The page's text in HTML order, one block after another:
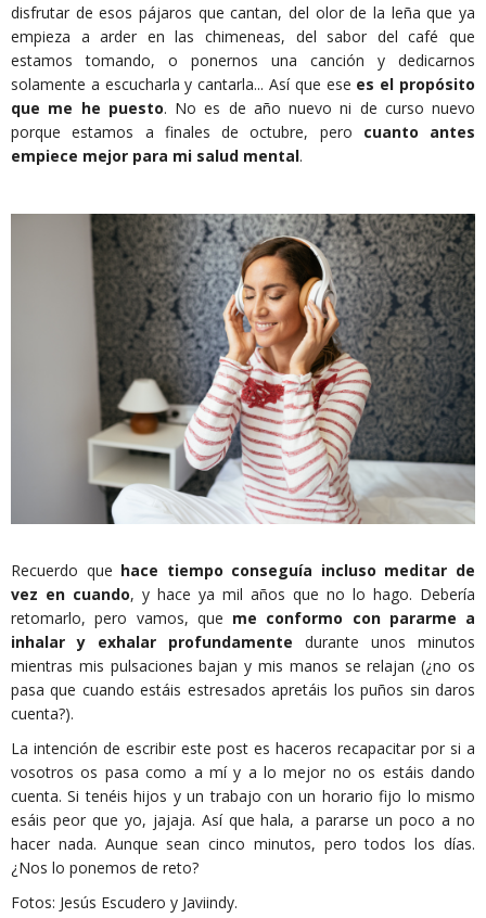
disfrutar de esos pájaros que cantan, del olor de la leña que ya
empieza a arder en las chimeneas, del sabor del café que
estamos tomando, o ponernos una canción y dedicarnos
solamente a escucharla y cantarla... Así que ese es el propósito
que me he puesto. No es de año nuevo ni de curso nuevo
porque estamos a finales de octubre, pero cuanto antes
empiece mejor para mi salud mental.
Recuerdo que hace tiempo conseguía incluso meditar de
vez en cuando, y hace ya mil años que no lo hago. Debería
retomarlo, pero vamos, que me conformo con pararme a
inhalar y exhalar profundamente durante unos minutos
mientras mis pulsaciones bajan y mis manos se relajan (¿no os
pasa que cuando estáis estresados apretáis los puños sin daros
cuenta?).
La intención de escribir este post es haceros recapacitar por si a
vosotros os pasa como a mí y a lo mejor no os estáis dando
cuenta. Si tenéis hijos y un trabajo con un horario fijo lo mismo
esáis peor que yo, jajaja. Así que hala, a pararse un poco a no
hacer nada. Aunque sean cinco minutos, pero todos los días.
¿Nos lo ponemos de reto?
Fotos: Jesús Escudero y Javiindy.